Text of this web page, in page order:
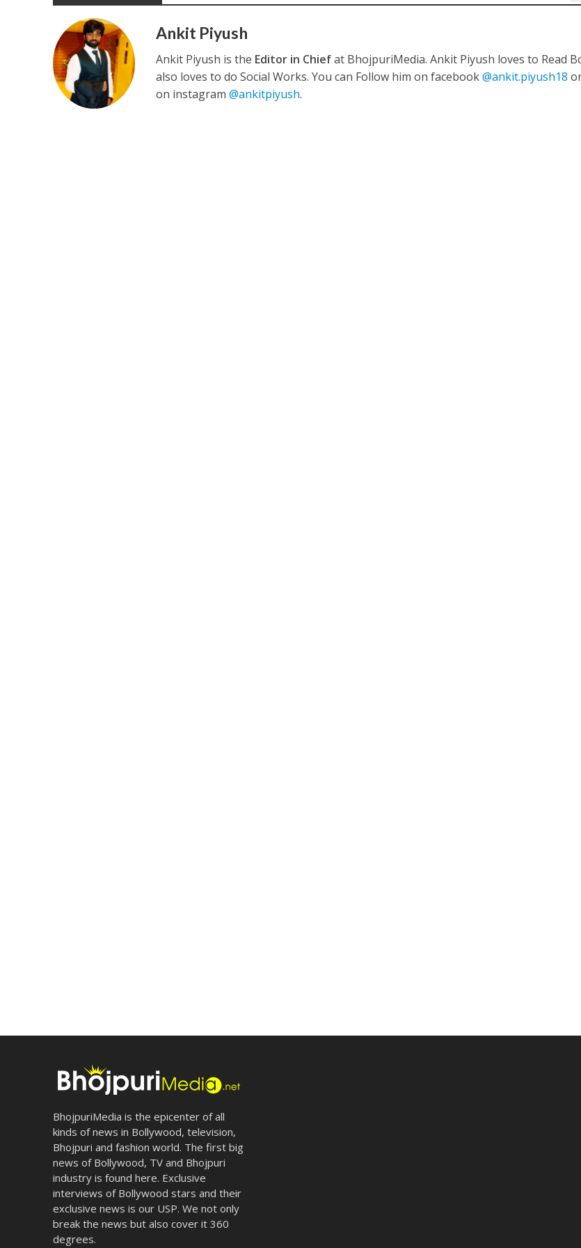
Ankit Piyush
Ankit Piyush is the Editor in Chiefat BhojpuriMedia. Ankit Piyush loves to Read
also loves to do Social Works. You can Follow him on facebook@ankit.piyush18
on instagram@ankitpiyush.
BhojpuriMedia is the epicenter of all
kinds of news in Bollywood, television,
Bhojpuri and fashion world. The first big
news of Bollywood, TV and Bhojpuri
industry is found here. Exclusive
interviews of Bollywood stars and their
exclusive news is our USP. We not only
break the news but also cover it 360
degrees.